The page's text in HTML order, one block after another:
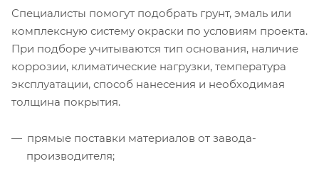
Специалисты помогут подобрать грунт, эмаль или
комплексную систему окраски по условиям проекта.
При подборе учитываются тип основания, наличие
коррозии, климатические нагрузки, температура
эксплуатации, способ нанесения и необходимая
толщина покрытия.
прямые поставки материалов от завода-
производителя;